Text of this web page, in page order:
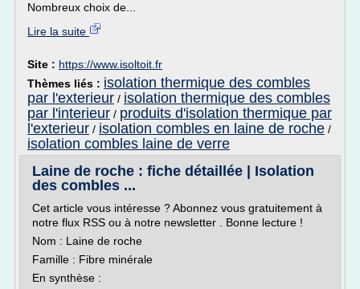
Nombreux choix de...
Lire la suite
Site : https://www.isoltoit.fr
Thèmes liés : isolation thermique des combles
par l'exterieur / isolation thermique des combles
par l'interieur / produits d'isolation thermique par
l'exterieur / isolation combles en laine de roche /
isolation combles laine de verre
Laine de roche : fiche détaillée | Isolation
des combles ...
Cet article vous intéresse ? Abonnez vous gratuitement à
notre flux RSS ou à notre newsletter . Bonne lecture !
Nom : Laine de roche
Famille : Fibre minérale
En synthèse :